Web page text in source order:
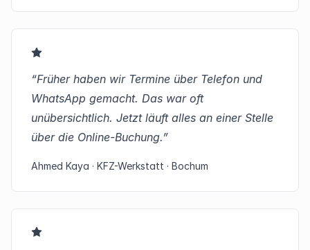
“Früher haben wir Termine über Telefon und
WhatsApp gemacht. Das war oft
unübersichtlich. Jetzt läuft alles an einer Stelle
über die Online-Buchung.”
Ahmed Kaya · KFZ-Werkstatt · Bochum